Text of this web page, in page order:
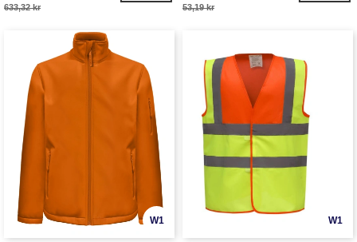
633,32 kr 53,19 kr
W1 W1